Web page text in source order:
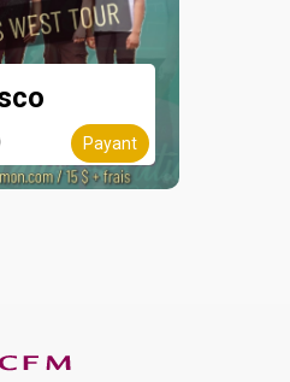
Payant